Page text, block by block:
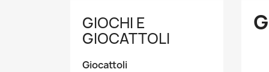
GIOCHI E
GIOCATTOLI
Giocattoli